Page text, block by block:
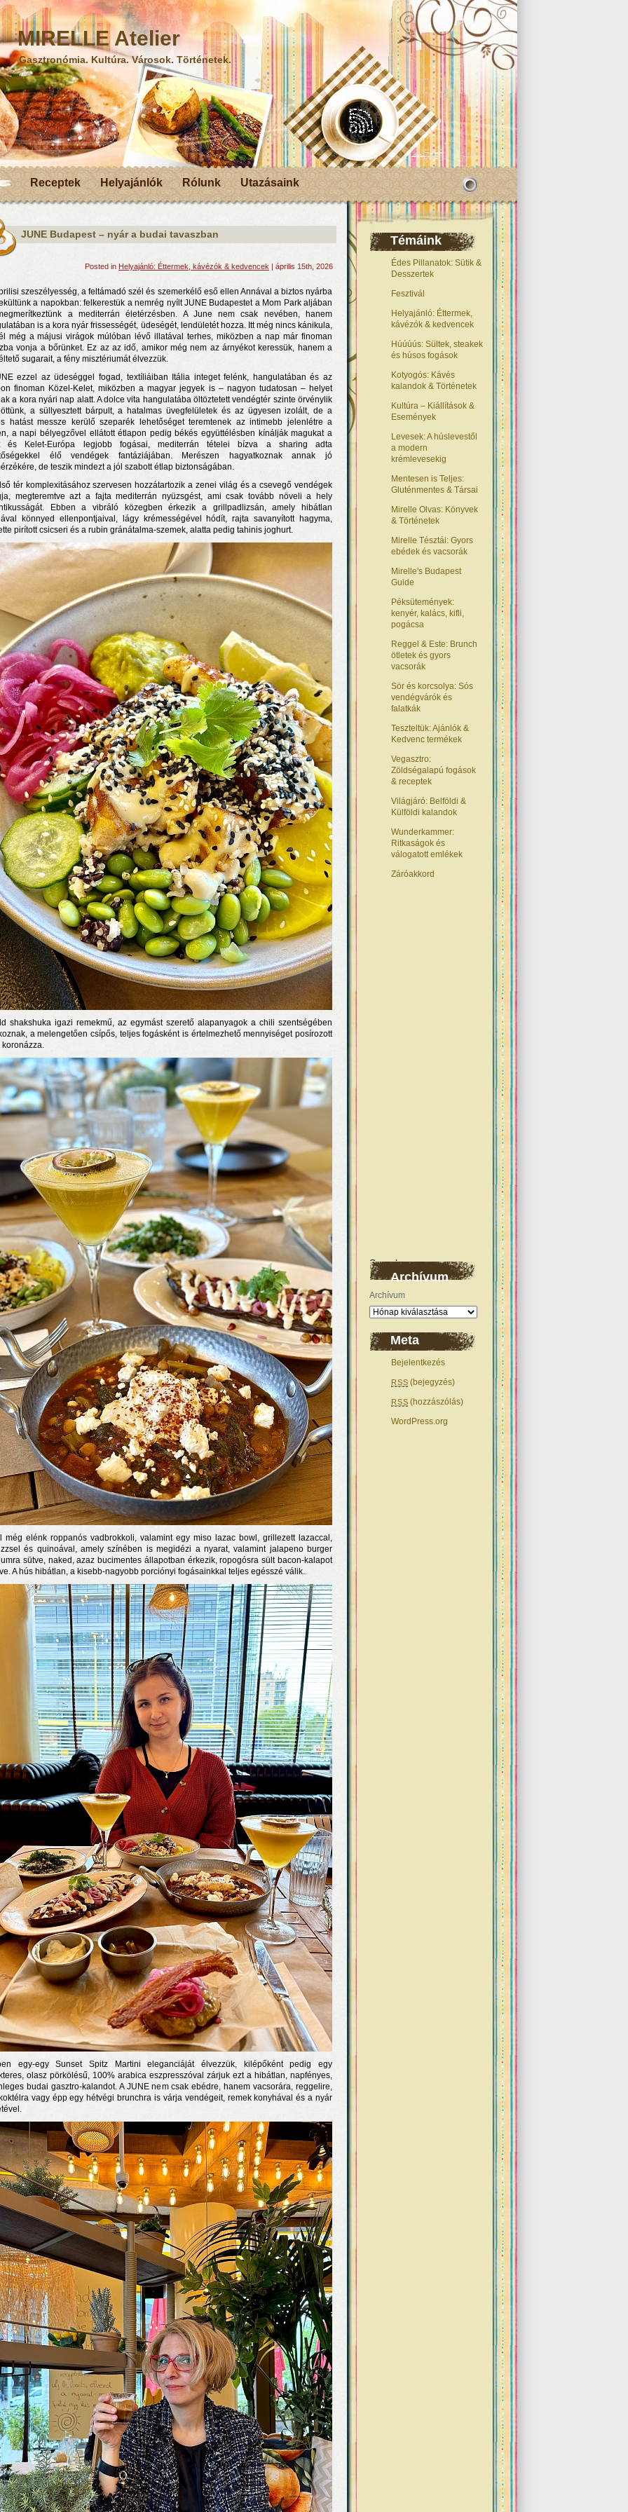
MIRELLE Atelier
Gasztronómia. Kultúra. Városok. Történetek.
Receptek Helyajánlók Rólunk Utazásaink
a nyár még tart!
irodalom találkozása a Mai Manó Házban
Témáink
Édes Pillanatok: Sütik &
Desszertek
Fesztivál
Helyajánló: Éttermek,
kávézók & kedvencek
Húúúús: Sültek, steakek
és húsos fogások
Kotyogós: Kávés
kalandok & Történetek
Kultúra – Kiállítások &
Események
Levesek: A húslevestől
a modern
krémlevesekig
Mentesen is Teljes:
Gluténmentes & Társai
Mirelle Olvas: Könyvek
& Történetek
Mirelle Tésztái: Gyors
ebédek és vacsorák
Mirelle's Budapest
Guide
Péksütemények:
kenyér, kalács, kifli,
pogácsa
Reggel & Este: Brunch
ötletek és gyors
vacsorák
Sör és korcsolya: Sós
vendégvárók és
falatkák
Teszteltük: Ajánlók &
Kedvenc termékek
Vegasztro:
Zöldségalapú fogások
& receptek
Világjáró: Belföldi &
Külföldi kalandok
Wunderkammer:
Ritkaságok és
válogatott emlékek
Záróakkord
Archívum
Archívum
Meta
Bejelentkezés
RSS (bejegyzés)
RSS (hozzászólás)
WordPress.org
JUNE Budapest – nyár a budai tavaszban
Posted in Helyajánló: Éttermek, kávézók & kedvencek | április 15th, 2026
szeszélyesség, a feltámadó szél és szemerkélő eső ellen Annával a biztos nyárba
a napokban: felkerestük a nemrég nyílt JUNE Budapestet a Mom Park aljában
a mediterrán életérzésben. A June nem csak nevében, hanem
is a kora nyár frissességét, üdeségét, lendületét hozza. Itt még nincs kánikula,
még a májusi virágok múlóban lévő illatával terhes, miközben a nap már finoman
vonja a bőrünket. Ez az az idő, amikor még nem az árnyékot keressük, hanem a
sugarait, a fény misztériumát élvezzük.
ezzel az üdeséggel fogad, textíliáiban Itália integet felénk, hangulatában és az
finoman Közel-Kelet, miközben a magyar jegyek is – nagyon tudatosan – helyet
a kora nyári nap alatt. A dolce vita hangulatába öltöztetett vendégtér szinte örvénylik
a süllyesztett bárpult, a hatalmas üvegfelületek és az ügyesen izolált, de a
hatást messze kerülő szeparék lehetőséget teremtenek az intimebb jelenlétre a
a napi bélyegzővel ellátott étlapon pedig békés együttélésben kínálják magukat a
és Kelet-Európa legjobb fogásai, mediterrán tételei bízva a sharing adta
élő vendégek fantáziájában. Merészen hagyatkoznak annak jó
de teszik mindezt a jól szabott étlap biztonságában.
tér komplexitásához szervesen hozzátartozik a zenei világ és a csevegő vendégek
megteremtve azt a fajta mediterrán nyüzsgést, ami csak tovább növeli a hely
Ebben a vibráló közegben érkezik a grillpadlizsán, amely hibátlan
könnyed ellenpontjaival, lágy krémességével hódít, rajta savanyított hagyma,
pirított csicseri és a rubin gránátalma-szemek, alatta pedig tahinis joghurt.
shakshuka igazi remekmű, az egymást szerető alapanyagok a chili szentségében
a melengetően csípős, teljes fogásként is értelmezhető mennyiséget posírozott
koronázza.
még elénk roppanós vadbrokkoli, valamint egy miso lazac bowl, grillezett lazaccal,
és quinoával, amely színében is megidézi a nyarat, valamint jalapeno burger
sütve, naked, azaz bucimentes állapotban érkezik, ropogósra sült bacon-kalapot
A hús hibátlan, a kisebb-nagyobb porciónyi fogásainkkal teljes egésszé válik.
egy-egy Sunset Spitz Martini eleganciáját élvezzük, kilépőként pedig egy
olasz pörkölésű, 100% arabica eszpresszóval zárjuk ezt a hibátlan, napfényes,
budai gasztro-kalandot. A JUNE nem csak ebédre, hanem vacsorára, reggelire,
vagy épp egy hétvégi brunchra is várja vendégeit, remek konyhával és a nyár